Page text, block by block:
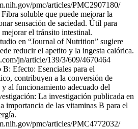
pmc/articles/PMC2907180/
soluble que puede mejorar la
sensación de saciedad. Útil para
el tránsito intestinal.
en “Journal of Nutrition” sugiere
reducir el apetito y la ingesta calórica.
jn/article/139/3/609/4670464
Efecto: Esenciales para el
contribuyen a la conversión de
al funcionamiento adecuado del
La investigación publicada en
importancia de las vitaminas B para el
pmc/articles/PMC4772032/